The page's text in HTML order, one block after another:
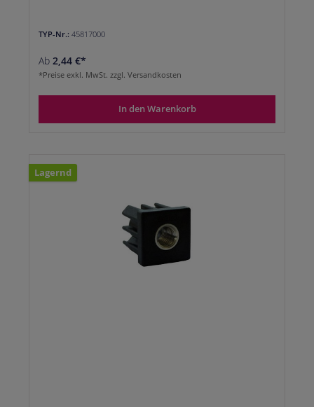
TYP-Nr.: 45817000
Ab 2,44 €*
*Preise exkl. MwSt. zzgl. Versandkosten
In den Warenkorb
Lagernd